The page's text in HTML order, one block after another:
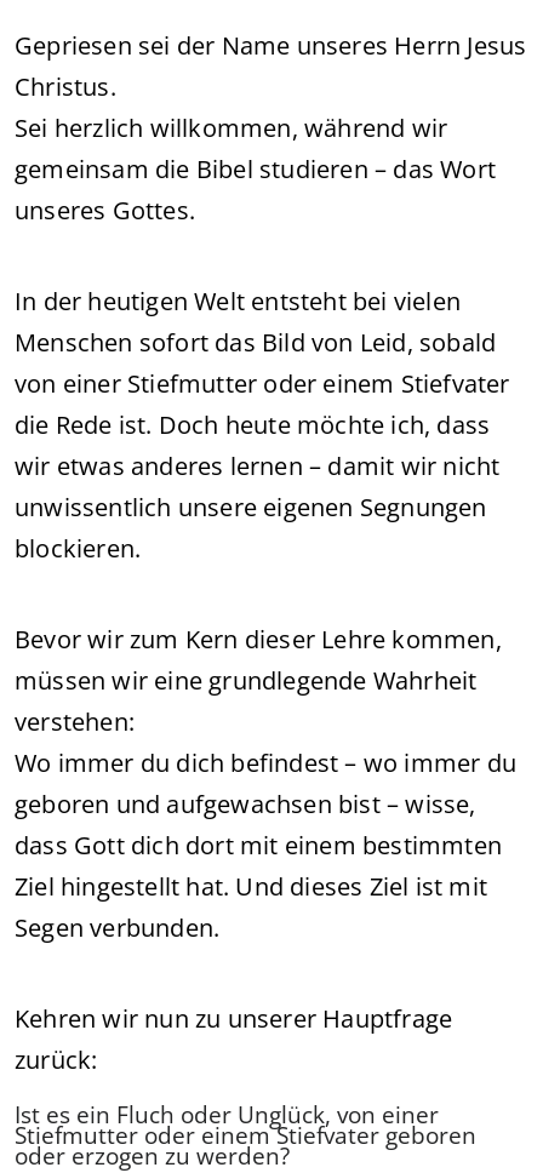
Gepriesen sei der Name unseres Herrn Jesus
Christus.
Sei herzlich willkommen, während wir
gemeinsam die Bibel studieren – das Wort
unseres Gottes.
In der heutigen Welt entsteht bei vielen
Menschen sofort das Bild von Leid, sobald
von einer Stiefmutter oder einem Stiefvater
die Rede ist. Doch heute möchte ich, dass
wir etwas anderes lernen – damit wir nicht
unwissentlich unsere eigenen Segnungen
blockieren.
Bevor wir zum Kern dieser Lehre kommen,
müssen wir eine grundlegende Wahrheit
verstehen:
Wo immer du dich befindest – wo immer du
geboren und aufgewachsen bist – wisse,
dass Gott dich dort mit einem bestimmten
Ziel hingestellt hat. Und dieses Ziel ist mit
Segen verbunden.
Kehren wir nun zu unserer Hauptfrage
zurück:
Ist es ein Fluch oder Unglück, von einer
Stiefmutter oder einem Stiefvater geboren
oder erzogen zu werden?